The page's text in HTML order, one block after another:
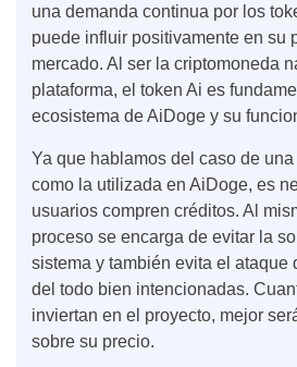
una demanda continua por los
puede influir positivamente en su
mercado. Al ser la criptomoneda
plataforma, el token Ai es
ecosistema de AiDoge y su
Ya que hablamos del caso de
como la utilizada en AiDoge, es
usuarios compren créditos. Al
proceso se encarga de evitar la
sistema y también evita el ataque
del todo bien intencionadas.
inviertan en el proyecto, mejor
sobre su precio.